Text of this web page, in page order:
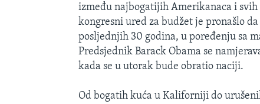
između najbogatijih Amerikanaca i
kongresni ured za budžet je pronašlo
posljednjih 30 godina, u poređenju sa
Predsjednik Barack Obama se
kada se u utorak bude obratio naciji.
Od bogatih kuća u Kaliforniji do